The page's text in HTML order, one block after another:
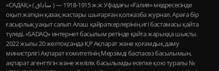
«САДАҚ» ( ساداق ) — 1915-1918 ж.ж Уфадағы «Ғалия» медресесінде
оқып жатқан қазақ жастары шығарған қолжазба журнал. Араға бір
ғасырлық уақыт салып Алаш қайраткерлерінің игі бастамасы қайта
түледі, «SADAQ» интернет басылым ретінде қайта жарыққа шықты.
2022 жылы 20 желтоқсанда ҚР Ақпарат және қоғамдық даму
министрлігі Ақпарат комитетінің Мерзімді баспасөз басылымын,
ақпарат агенттігін және желілік басылымды есепке қою туралы №